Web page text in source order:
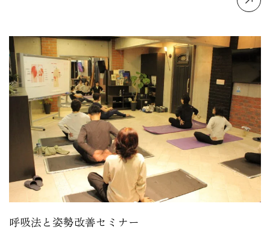
呼吸法と姿勢改善セミナー